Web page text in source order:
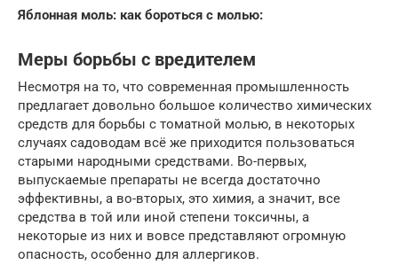
Яблонная моль: как бороться с молью:
Меры борьбы с вредителем
Несмотря на то, что современная промышленность
предлагает довольно большое количество химических
средств для борьбы с томатной молью, в некоторых
случаях садоводам всё же приходится пользоваться
старыми народными средствами. Во-первых,
выпускаемые препараты не всегда достаточно
эффективны, а во-вторых, это химия, а значит, все
средства в той или иной степени токсичны, а
некоторые из них и вовсе представляют огромную
опасность, особенно для аллергиков.